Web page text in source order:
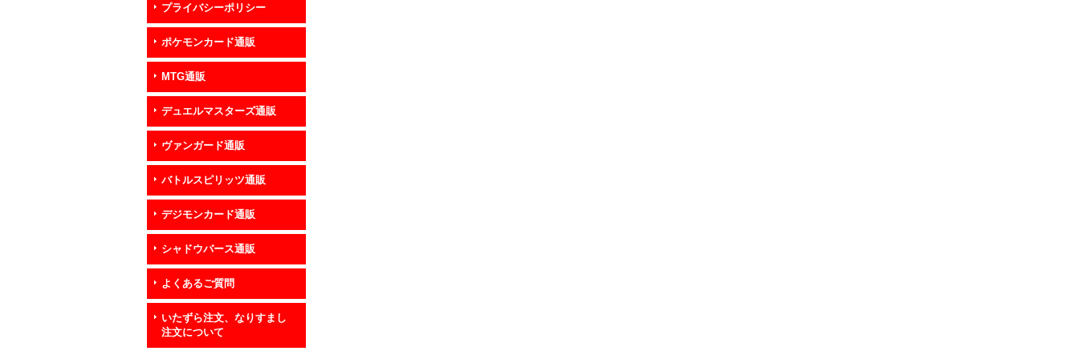
プライバシーポリシー
ポケモンカード通販
MTG通販
デュエルマスターズ通販
ヴァンガード通販
バトルスピリッツ通販
デジモンカード通販
シャドウバース通販
よくあるご質問
いたずら注文、なりすまし
注文について